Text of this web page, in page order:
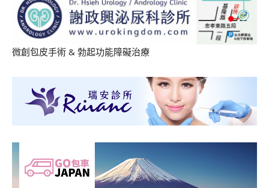
微創包皮手術 & 勃起功能障礙治療